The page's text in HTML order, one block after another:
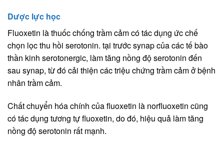
Dược lực học
Fluoxetin là thuốc chống trầm cảm có tác dụng ức chế
chọn lọc thu hồi serotonin. tại trước synap của các tế bào
thần kinh serotonergic, làm tăng nồng độ serotonin đến
sau synap, từ đó cải thiện các triệu chứng trầm cảm ở bệnh
nhân trầm cảm.
Chất chuyển hóa chính của fluoxetin là norfluoxetin cũng
có tác dụng tương tự fluoxetin, do đó, hiệu quả làm tăng
nồng độ serotonin rất mạnh.